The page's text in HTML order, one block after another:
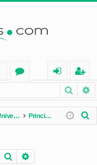
os
nt
ifi
eg
ist
ra
Universidades por Comunidades Principado de Asturias
Buscar